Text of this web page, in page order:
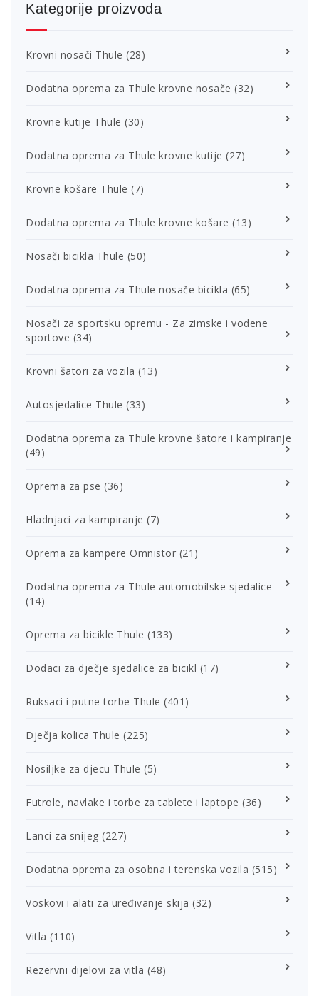
Kategorije proizvoda
Krovni nosači Thule (28)
Dodatna oprema za Thule krovne nosače (32)
Krovne kutije Thule (30)
Dodatna oprema za Thule krovne kutije (27)
Krovne košare Thule (7)
Dodatna oprema za Thule krovne košare (13)
Nosači bicikla Thule (50)
Dodatna oprema za Thule nosače bicikla (65)
Nosači za sportsku opremu - Za zimske i vodene
sportove (34)
Krovni šatori za vozila (13)
Autosjedalice Thule (33)
Dodatna oprema za Thule krovne šatore i kampiranje
(49)
Oprema za pse (36)
Hladnjaci za kampiranje (7)
Oprema za kampere Omnistor (21)
Dodatna oprema za Thule automobilske sjedalice
(14)
Oprema za bicikle Thule (133)
Dodaci za dječje sjedalice za bicikl (17)
Ruksaci i putne torbe Thule (401)
Dječja kolica Thule (225)
Nosiljke za djecu Thule (5)
Futrole, navlake i torbe za tablete i laptope (36)
Lanci za snijeg (227)
Dodatna oprema za osobna i terenska vozila (515)
Voskovi i alati za uređivanje skija (32)
Vitla (110)
Rezervni dijelovi za vitla (48)